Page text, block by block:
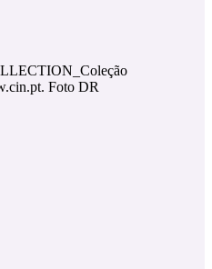
Foto DR